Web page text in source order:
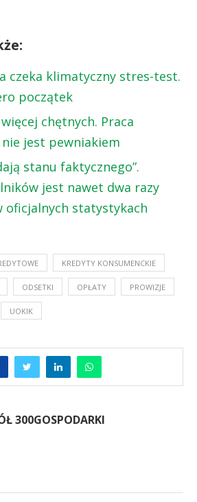
czeka klimatyczny stres-test.
początek
chętnych. Praca
jest pewniakiem
stanu faktycznego”.
jest nawet dwa razy
oficjalnych statystykach
KREDYTY KONSUMENCKIE
ODSETKI OPŁATY PROWIZJE
UOKIK
300GOSPODARKI